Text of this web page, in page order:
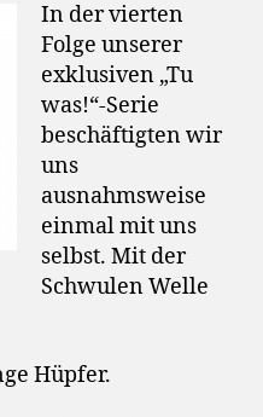
In der vierten
Folge unserer
exklusiven „Tu
was!“-Serie
beschäftigten wir
uns
ausnahmsweise
einmal mit uns
selbst. Mit der
Schwulen Welle
Hüpfer.